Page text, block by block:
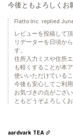
今後ともよろしくお
Flatto Inc. replied
レビューを投稿して
リデーターを日頃か
す。
住所入力ミスや住所
も軽くすることが本
使いいただけている
今後も安心してご利
お気づきの点がござ
ともどうぞよろしく
aardvark TEA